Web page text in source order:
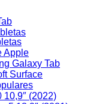
Apple
Galaxy Tab
Surface
10,9″ (2022)